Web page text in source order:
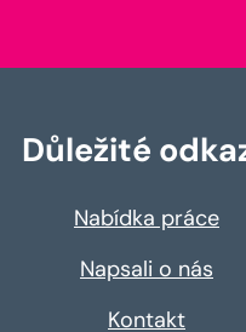
Důležité
Nabídka práce
Napsali o nás
Kontakt